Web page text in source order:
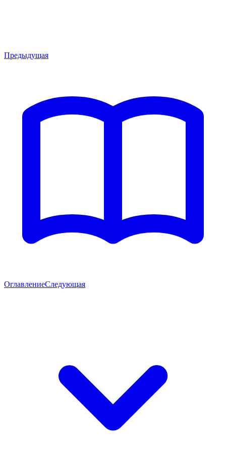
Предыдущая
ОглавлениеСледующая